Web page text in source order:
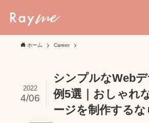
ホーム Career
シンプルなWeb
例5選｜おしゃれ
ージを制作するな
2022
4/06